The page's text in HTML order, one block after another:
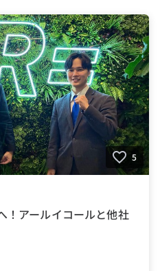
5
！アールイコールと他社